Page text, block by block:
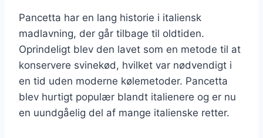
Pancetta har en lang historie i italiensk
madlavning, der går tilbage til oldtiden.
Oprindeligt blev den lavet som en metode til at
konservere svinekød, hvilket var nødvendigt i
en tid uden moderne kølemetoder. Pancetta
blev hurtigt populær blandt italienere og er nu
en uundgåelig del af mange italienske retter.